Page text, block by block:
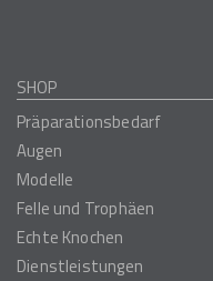
SHOP
Präparationsbedarf
Augen
Modelle
Felle und Trophäen
Echte Knochen
Dienstleistungen